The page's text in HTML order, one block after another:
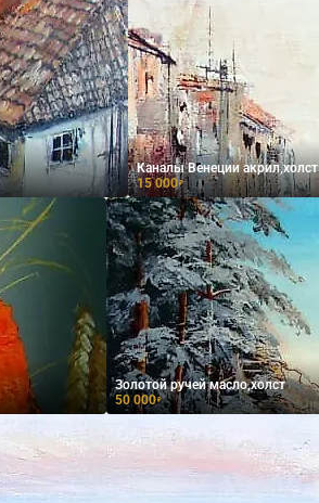
Каналы Венеции акрил,холст
15 000₽
Золотой ручей масло,холст
50 000₽